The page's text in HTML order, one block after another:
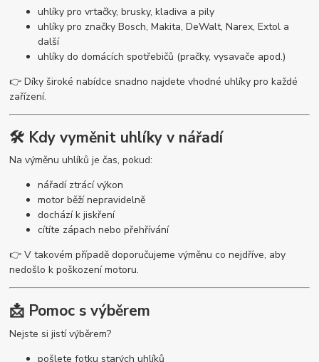
uhlíky pro vrtačky, brusky, kladiva a pily
uhlíky pro značky Bosch, Makita, DeWalt, Narex, Extol a
další
uhlíky do domácích spotřebičů (pračky, vysavače apod.)
👉 Díky široké nabídce snadno najdete vhodné uhlíky pro každé
zařízení.
🛠️ Kdy vyměnit uhlíky v nářadí
Na výměnu uhlíků je čas, pokud:
nářadí ztrácí výkon
motor běží nepravidelně
dochází k jiskření
cítíte zápach nebo přehřívání
👉 V takovém případě doporučujeme výměnu co nejdříve, aby
nedošlo k poškození motoru.
📩 Pomoc s výběrem
Nejste si jistí výběrem?
pošlete fotku starých uhlíků